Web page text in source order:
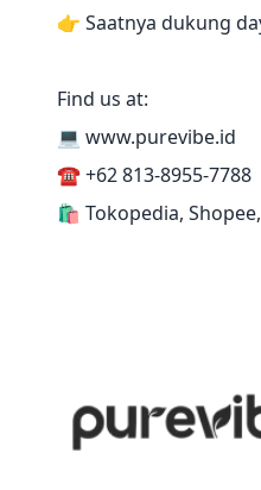
👉 Saatnya dukung
Find us at:
💻 www.purevibe.id
☎️ +62 813-8955-7788
🛍️ Tokopedia,